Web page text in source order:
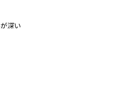
深い